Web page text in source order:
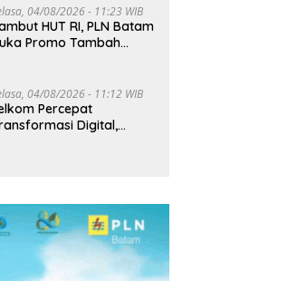
04/08/2026 - 11:23 WIB
HUT RI, PLN Batam
Promo Tambah
04/08/2026 - 11:12 WIB
Percepat
Digital,